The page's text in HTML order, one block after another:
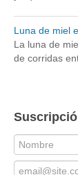
Luna de miel
La luna de
de corridas